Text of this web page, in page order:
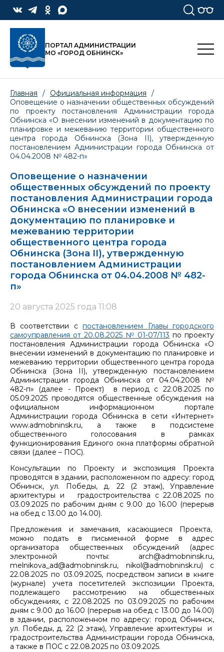
ПОРТАЛ АДМИНИСТРАЦИИ
МО «ГОРОД ОБНИНСК»
Главная / Официальная информация
/
Оповещение о назначении общественных обсуждений
по проекту постановления Администрации города
Обнинска «О внесении изменений в документацию по
планировке и межеванию территории общественного
центра города Обнинска (Зона II), утвержденную
постановлением Администрации города Обнинска от
04.04.2008 № 482-п»
Оповещение о назначении
общественных обсуждений по проекту
постановления Администрации города
Обнинска «О внесении изменений в
документацию по планировке и
межеванию территории
общественного центра города
Обнинска (Зона II), утвержденную
постановлением Администрации
города Обнинска от 04.04.2008 № 482-
п»
20 августа 2025 года 11:08
В соответствии спостановлением Главы городского
самоуправления от 20.08.2025 № 01-07/113 по проекту
постановления Администрации города Обнинска «О
внесении изменений в документацию по планировке и
межеванию территории общественного центра города
Обнинска (Зона II), утвержденную постановлением
Администрации города Обнинска от 04.04.2008 №
482-п» (далее - Проект) в период с 22.08.2025 по
05.09.2025 проводятся общественные обсуждения на
официальном информационном портале
Администрации города Обнинска в сети «Интернет»
www.admobninsk.ru, а также в подсистеме
общественного голосования в рамках
функционирования Единого окна платформы обратной
связи (далее – ПОС).
Консультации по Проекту и экспозиция Проекта
проводятся в здании, расположенном по адресу: город
Обнинск, ул. Победы, д. 22 (2 этаж), Управление
архитектуры и градостроительства с 22.08.2025 по
03.09.2025 по рабочим дням с 9.00 до 16.00 (перерыв
на обед с 13.00 до 14.00).
Предложения и замечания, касающиеся Проекта,
можно подать в письменной форме в адрес
организатора общественных обсуждений (адрес
электронной почты: arch@admobninsk.ru,
melnikova_ad@admobninsk.ru, nikol@admobninsk.ru) с
22.08.2025 по 03.09.2025, посредством записи в книге
(журнале) учета посетителей экспозиции Проекта,
подлежащего рассмотрению на общественных
обсуждениях, с 22.08.2025 по 03.09.2025 по рабочим
дням с 9.00 до 16.00 (перерыв на обед с 13.00 до 14.00)
в здании, расположенном по адресу: город Обнинск,
ул. Победы, д. 22 (2 этаж), Управление архитектуры и
градостроительства Администрации города Обнинска,
а также в ПОС с 22.08.2025 по 03.09.2025.